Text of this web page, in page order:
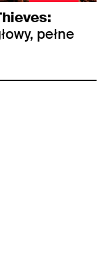
pełne